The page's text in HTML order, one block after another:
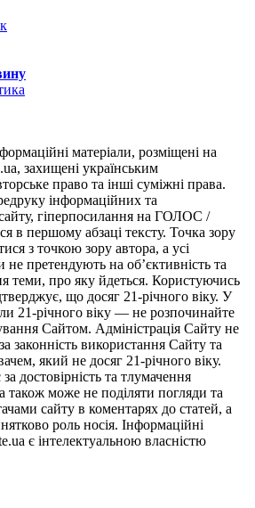
матеріали, розміщені на
захищені українським
право та інші суміжні права.
інформаційних та
сайту, гіперпосилання на ГОЛОС /
в першому абзаці тексту. Точка зору
з точкою зору автора, а усі
не претендують на об’єктивність та
теми, про яку йдеться. Користуючись
що досяг 21-річного віку. У
21-річного віку — не розпочинайте
Сайтом. Адміністрація Сайту не
законність використання Сайту та
який не досяг 21-річного віку.
достовірність та тлумачення
також може не поділяти погляди та
сайту в коментарях до статей, а
роль носія. Інформаційні
є інтелектуальною власністю